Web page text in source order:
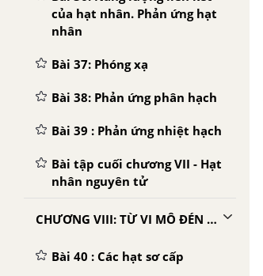
của hạt nhân. Phản ứng hạt
nhân
Bài 37: Phóng xạ
Bài 38: Phản ứng phân hạch
Bài 39 : Phản ứng nhiệt hạch
Bài tập cuối chương VII - Hạt
nhân nguyên tử
CHƯƠNG VIII: TỪ VI MÔ ĐÉN VĨ MÔ
Bài 40 : Các hạt sơ cấp